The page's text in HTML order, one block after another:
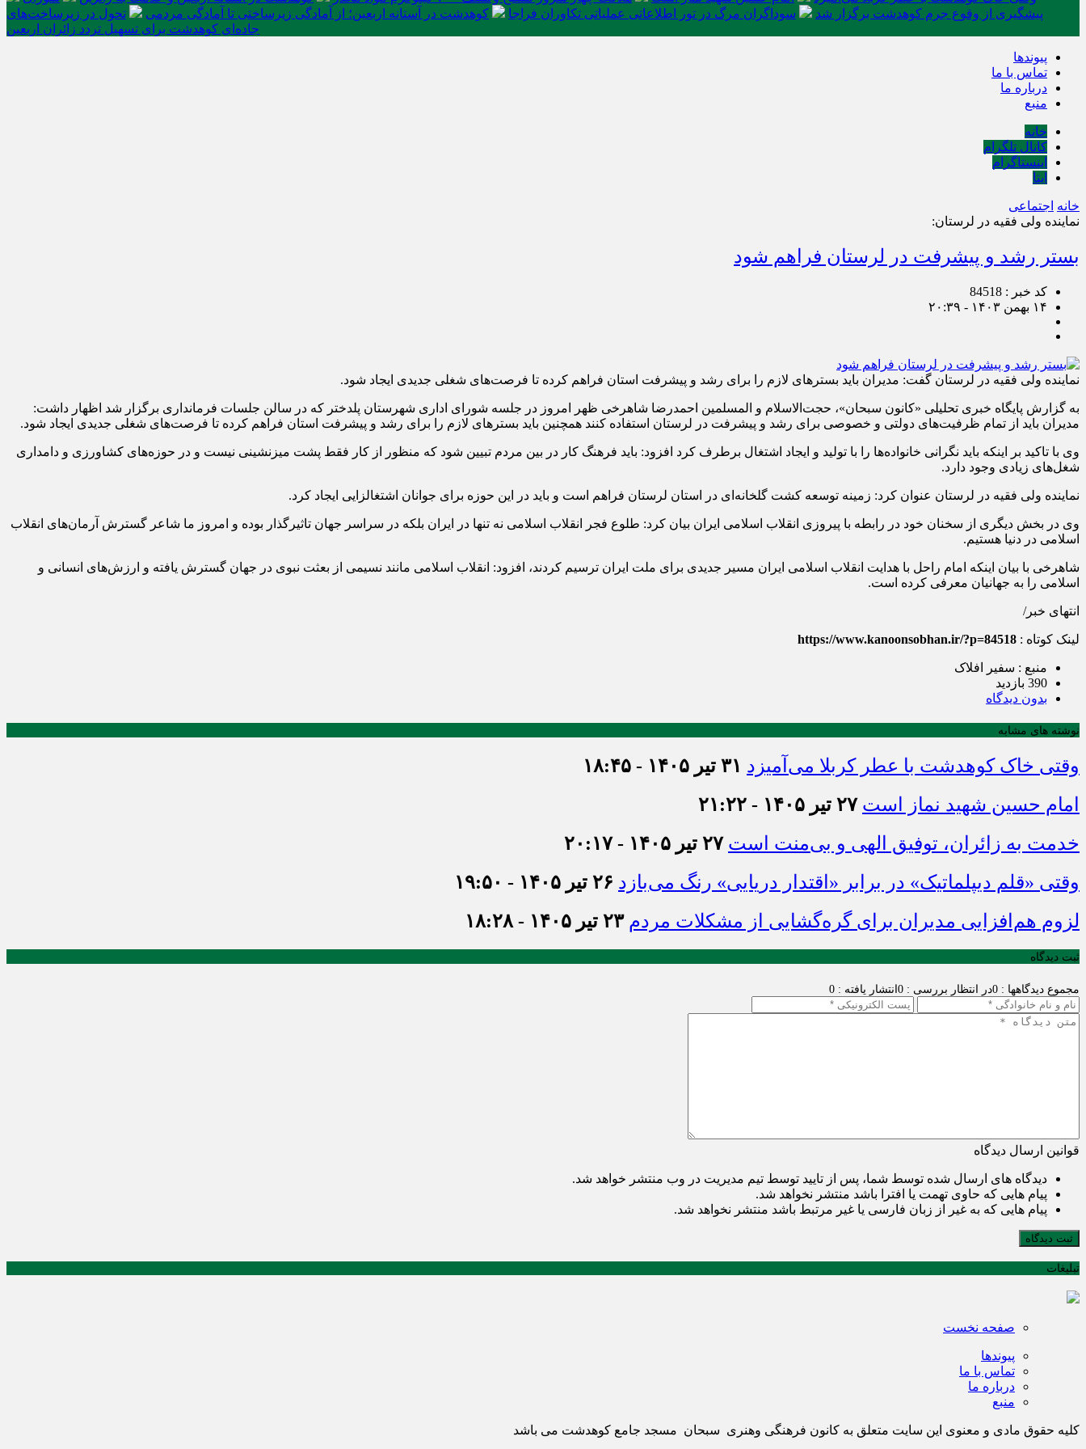
پیشگیری از وقوع جرم کوهدشت برگزار شد
سوداگران مرگ در تور اطلاعاتی عملیاتی تکاوران فراجا کوهدشت در آستانه اربعین؛ از آمادگی زیرساختی تا آمادگی مردمی
تحول در زیرساخت‌های
جاده‌ای کوهدشت برای تسهیل تردد زائران اربعین
پیوندها
تماس با ما
درباره ما
منبع
خانه
کانال تلگرام
اینستاگرام
ایتا
خانه اجتماعی
نماینده ولی فقیه در لرستان:
بستر رشد و پیشرفت در لرستان فراهم شود
کد خبر : 84518
۱۴ بهمن ۱۴۰۳ - ۲۰:۳۹
نماینده ولی فقیه در لرستان گفت: مدیران باید بسترهای لازم را برای رشد و پیشرفت استان فراهم کرده تا فرصت‌های شغلی جدیدی ایجاد شود.
به گزارش پایگاه خبری تحلیلی «کانون سبحان»، حجت‌الاسلام و المسلمین احمدرضا شاهرخی ظهر امروز در جلسه شورای اداری شهرستان پلدختر که در سالن جلسات فرمانداری برگزار شد اظهار داشت:
مدیران باید از تمام ظرفیت‌های دولتی و خصوصی برای رشد و پیشرفت در لرستان استفاده کنند همچنین باید بسترهای لازم را برای رشد و پیشرفت استان فراهم کرده تا فرصت‌های شغلی جدیدی ایجاد شود.
وی با تاکید بر اینکه باید نگرانی خانواده‌ها را با تولید و ایجاد اشتغال برطرف کرد افزود: باید فرهنگ کار در بین مردم تبیین شود که منظور از کار فقط پشت میزنشینی نیست و در حوزه‌های کشاورزی و دامداری
شغل‌های زیادی وجود دارد.
نماینده ولی فقیه در لرستان عنوان کرد: زمینه توسعه کشت گلخانه‌ای در استان لرستان فراهم است و باید در این حوزه برای جوانان اشتغالزایی ایجاد کرد.
وی در بخش دیگری از سخنان خود در رابطه با پیروزی انقلاب اسلامی ایران بیان کرد: طلوع فجر انقلاب اسلامی نه تنها در ایران بلکه در سراسر جهان تاثیرگذار بوده و امروز ما شاعر گسترش آرمان‌های انقلاب
اسلامی در دنیا هستیم.
شاهرخی با بیان اینکه امام راحل با هدایت انقلاب اسلامی ایران مسیر جدیدی برای ملت ایران ترسیم کردند، افزود: انقلاب اسلامی مانند نسیمی از بعثت نبوی در جهان گسترش یافته و ارزش‌های انسانی و
اسلامی را به جهانیان معرفی کرده است.
انتهای خبر/
لینک کوتاه : https://www.kanoonsobhan.ir/?p=84518
منبع : سفیر افلاک
390 بازدید
بدون دیدگاه
نوشته های مشابه
وقتی خاک کوهدشت با عطر کربلا می‌آمیزد ۳۱ تیر ۱۴۰۵ - ۱۸:۴۵
امام حسین شهید نماز است ۲۷ تیر ۱۴۰۵ - ۲۱:۲۲
خدمت به زائران، توفیق الهی و بی‌منت است ۲۷ تیر ۱۴۰۵ - ۲۰:۱۷
وقتی «قلم دیپلماتیک» در برابر «اقتدار دریایی» رنگ می‌بازد ۲۶ تیر ۱۴۰۵ - ۱۹:۵۰
لزوم هم‌افزایی مدیران برای گره‌گشایی از مشکلات مردم ۲۳ تیر ۱۴۰۵ - ۱۸:۲۸
ثبت دیدگاه
مجموع دیدگاهها : 0 در انتظار بررسی : 0 انتشار یافته : 0
قوانین ارسال دیدگاه
دیدگاه های ارسال شده توسط شما، پس از تایید توسط تیم مدیریت در وب منتشر خواهد شد.
پیام هایی که حاوی تهمت یا افترا باشد منتشر نخواهد شد.
پیام هایی که به غیر از زبان فارسی یا غیر مرتبط باشد منتشر نخواهد شد.
ثبت دیدگاه
تبلیغات
صفحه نخست
پیوندها
تماس با ما
درباره ما
منبع
کلیه حقوق مادی و معنوی این سایت متعلق به کانون فرهنگی وهنری سبحان مسجد جامع کوهدشت می باشد